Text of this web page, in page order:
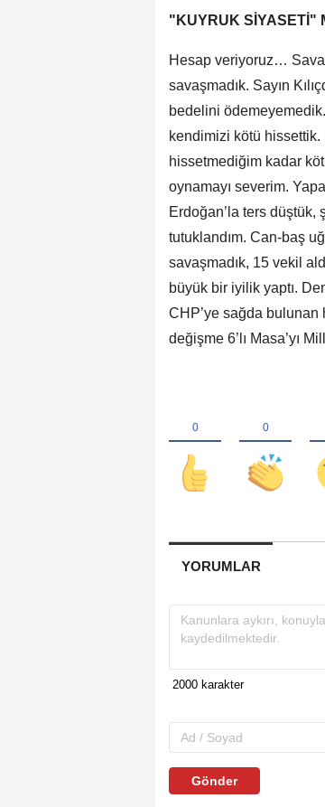
"KUYRUK SİYASETİ"
Hesap veriyoruz…
savaşmadık. Sayın
bedelini
kendimizi kötü hissettik.
hissetmediğim kadar
oynamayı severim.
Erdoğan’la ters düştük,
tutuklandım. Can-baş
savaşmadık, 15 vekil
büyük bir iyilik yaptı.
CHP’ye sağda bulunan
değişme 6’lı Masa’yı
YORUMLAR
Gönder